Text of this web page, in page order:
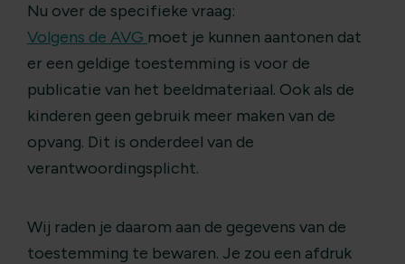
Nu over de specifieke vraag:
Volgens de AVG moet je kunnen aantonen dat
er een geldige toestemming is voor de
publicatie van het beeldmateriaal. Ook als de
kinderen geen gebruik meer maken van de
opvang. Dit is onderdeel van de
verantwoordingsplicht.
Wij raden je daarom aan de gegevens van de
toestemming te bewaren. Je zou een afdruk